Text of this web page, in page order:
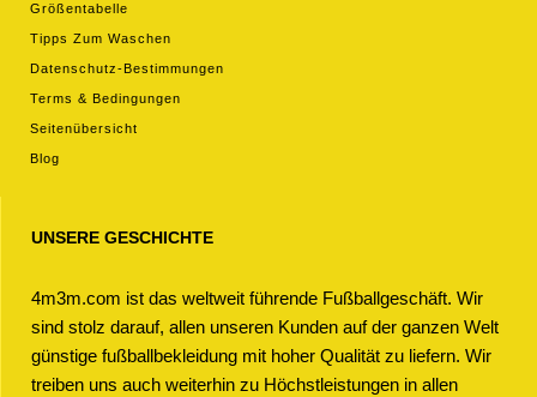
Größentabelle
Tipps Zum Waschen
Datenschutz-Bestimmungen
Terms & Bedingungen
Seitenübersicht
Blog
UNSERE GESCHICHTE
4m3m.com ist das weltweit führende Fußballgeschäft. Wir
sind stolz darauf, allen unseren Kunden auf der ganzen Welt
günstige fußballbekleidung mit hoher Qualität zu liefern. Wir
treiben uns auch weiterhin zu Höchstleistungen in allen